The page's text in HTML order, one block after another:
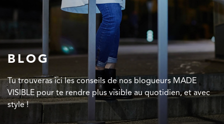
BLOG
Tu trouveras ici les conseils de nos blogueurs MADE
VISIBLE pour te rendre plus visible au quotidien, et avec
style !